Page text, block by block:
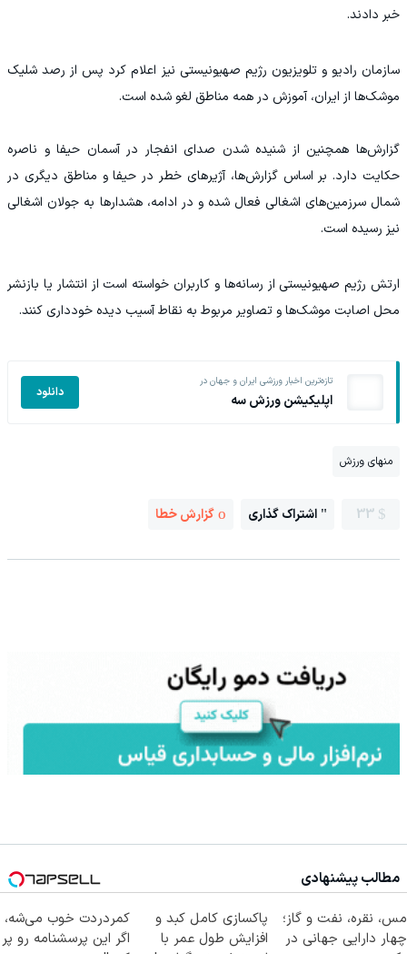
خبر دادند.
سازمان رادیو و تلویزیون رژیم صهیونیستی نیز اعلام کرد پس از رصد شلیک
موشک‌ها از ایران، آموزش در همه مناطق لغو شده است.
گزارش‌ها همچنین از شنیده شدن صدای انفجار در آسمان حیفا و ناصره
حکایت دارد. بر اساس گزارش‌ها، آژیرهای خطر در حیفا و مناطق دیگری در
شمال سرزمین‌های اشغالی فعال شده و در ادامه، هشدارها به جولان اشغالی
نیز رسیده است.
ارتش رژیم صهیونیستی از رسانه‌ها و کاربران خواسته است از انتشار یا بازنشر
محل اصابت موشک‌ها و تصاویر مربوط به نقاط آسیب‌ دیده خودداری کنند.
تازه‌ترین اخبار ورزشی ایران و جهان در
اپلیکیشن ورزش سه دانلود
منهای ورزش
33 اشتراک گذاری گزارش خطا
مطالب پیشنهادی
مس، نقره، نفت و گاز؛
چهار دارایی جهانی در
پاکسازی کامل کبد و
افزایش طول عمر با
کمردردت خوب می‌شه،
اگر این پرسشنامه رو پر